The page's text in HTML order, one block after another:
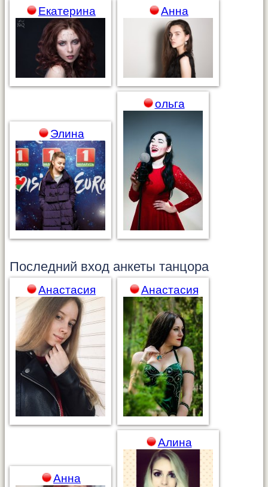
Екатерина Анна
Элина
ольга
Последний вход анкеты танцора
Анастасия Анастасия
Анна
Алина